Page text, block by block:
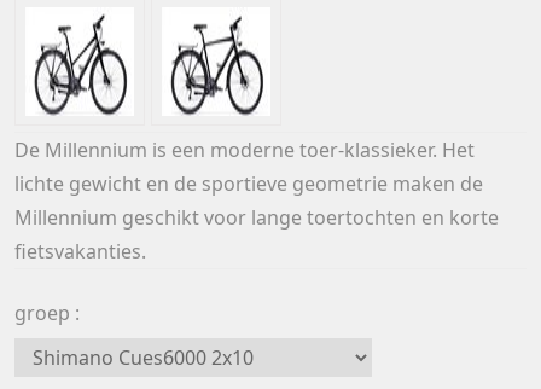
De Millennium is een moderne toer-klassieker. Het
lichte gewicht en de sportieve geometrie maken de
Millennium geschikt voor lange toertochten en korte
fietsvakanties.
groep